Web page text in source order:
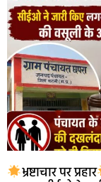
भ्रष्टाचार पर प्रहार